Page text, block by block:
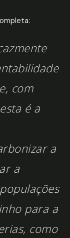
com
é a
a
a
para a
como